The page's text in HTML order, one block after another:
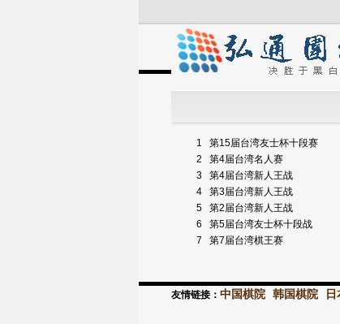
1 第15届台湾友士杯十段赛
2
第4届台湾名人赛
3
第4届台湾新人王战
4
第3届台湾新人王战
5
第2届台湾新人王战
6
第5届台湾友士杯十段战
7
第7届台湾棋王赛
友情链接： 中国棋院 韩国棋院